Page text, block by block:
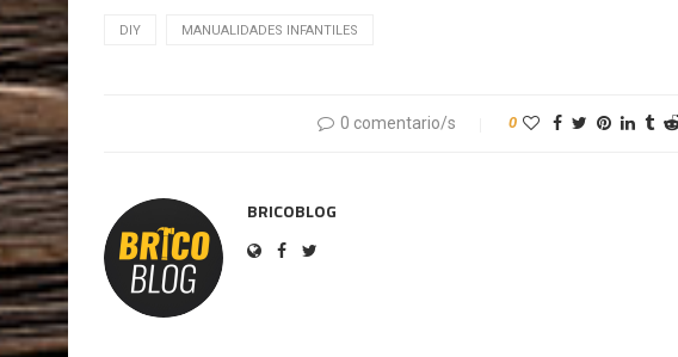
DIY MANUALIDADES INFANTILES
0 comentario/s 0
BRICOBLOG